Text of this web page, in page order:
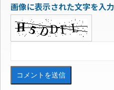
画像に表示された文字を入